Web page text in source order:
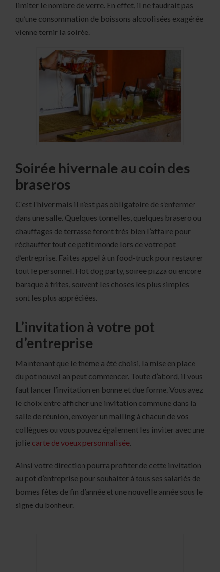
limiter le nombre de verre. En effet, il ne faudrait pas
qu’une consommation de boissons alcoolisées exagérée
vienne ternir la soirée.
Soirée hivernale au coin des
braseros
C’est l’hiver mais il n’est pas obligatoire de s’enfermer
dans une salle. Quelques tonnelles, quelques brasero ou
chauffages de terrasse feront très bien l’affaire pour
réchauffer tout ce petit monde lors de votre pot
d’entreprise. Faites appel à un food-truck pour restaurer
tout le personnel. Hot dog party, soirée pizza ou encore
baraque à frites, souvent les choses les plus simples
sont les plus appréciées.
L’invitation à votre pot
d’entreprise
Maintenant que le thème a été choisi, la mise en place
du pot nouvel an peut commencer. Toute d’abord, il vous
faut lancer l’invitation en bonne et due forme. Vous avez
le choix entre afficher une invitation commune dans la
salle de réunion, envoyer un mailing à chacun de vos
collègues ou vous pouvez également les inviter avec une
jolie carte de voeux personnalisée.
Ainsi votre direction pourra profiter de cette invitation
au pot d’entreprise pour souhaiter à tous ses salariés de
bonnes fêtes de fin d’année et une nouvelle année sous le
signe du bonheur.